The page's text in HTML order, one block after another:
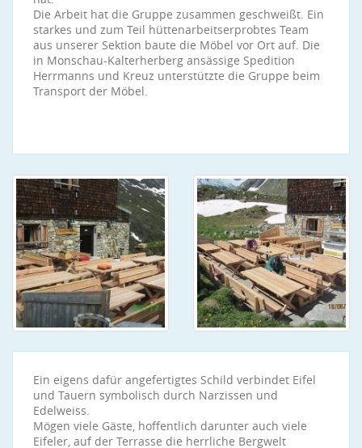
Die Arbeit hat die Gruppe zusammen geschweißt. Ein
starkes und zum Teil hüttenarbeitserprobtes Team
aus unserer Sektion baute die Möbel vor Ort auf. Die
in Monschau-Kalterherberg ansässige Spedition
Herrmanns und Kreuz unterstützte die Gruppe beim
Transport der Möbel.
Ein eigens dafür angefertigtes Schild verbindet Eifel
und Tauern symbolisch durch Narzissen und
Edelweiss.
Mögen viele Gäste, hoffentlich darunter auch viele
Eifeler, auf der Terrasse die herrliche Bergwelt